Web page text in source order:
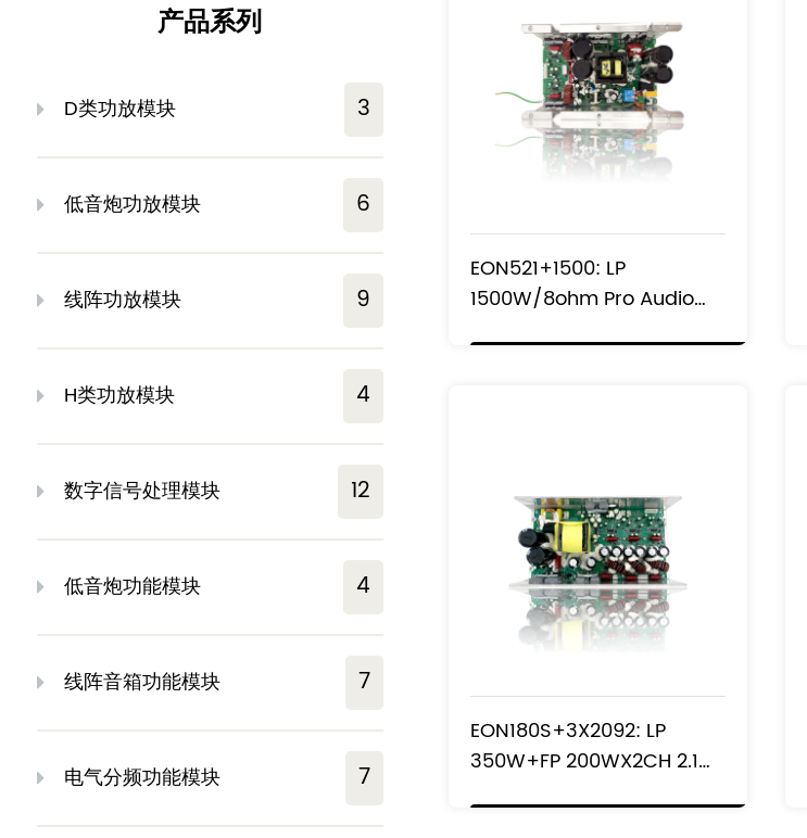
产品系列
D类功放模块 3
低音炮功放模块 6
线阵功放模块 9
H类功放模块 4
数字信号处理模块 12
低音炮功能模块 4
线阵音箱功能模块 7
电气分频功能模块 7
EON521+1500: LP
1500W/8ohm Pro Audio
EON180S+3X2092: LP
350W+FP 200WX2CH 2.1通